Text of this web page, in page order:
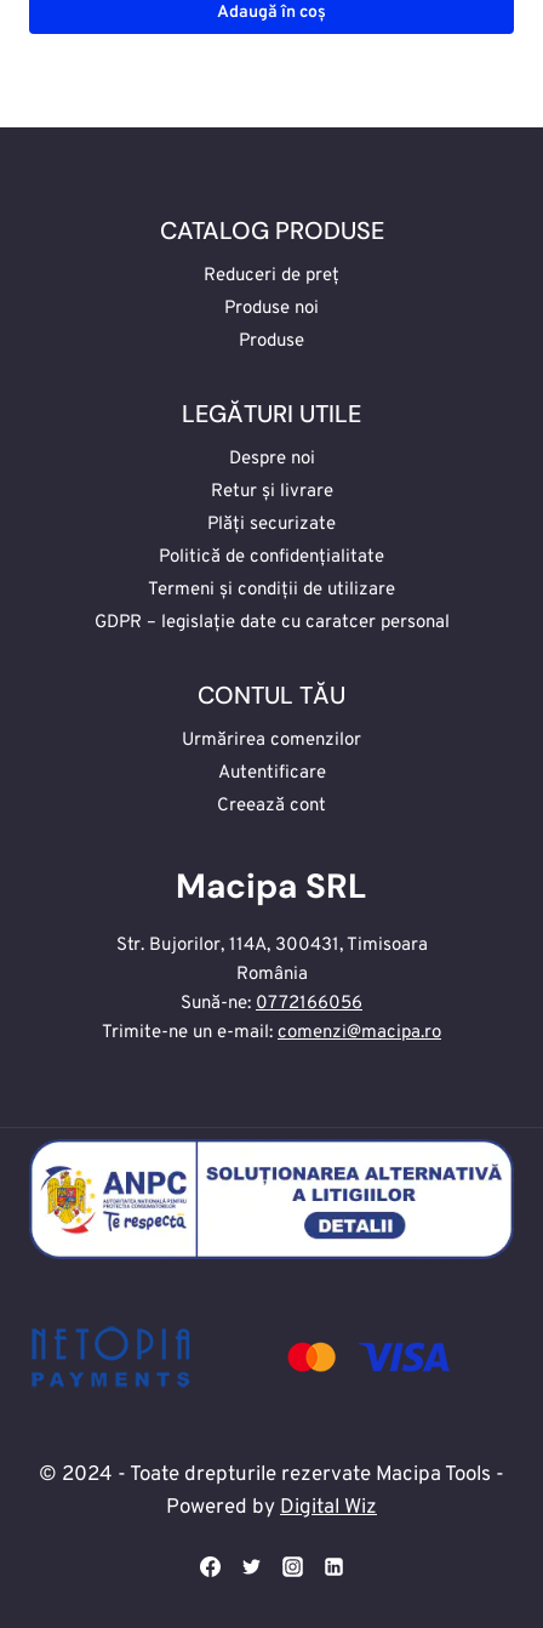
Adaugă în coș
CATALOG PRODUSE
Reduceri de preț
Produse noi
Produse
LEGĂTURI UTILE
Despre noi
Retur și livrare
Plăți securizate
Politică de confidențialitate
Termeni și condiții de utilizare
GDPR – legislație date cu caratcer personal
CONTUL TĂU
Urmărirea comenzilor
Autentificare
Creează cont
Macipa SRL
Str. Bujorilor, 114A, 300431, Timisoara
România
Sună-ne: 0772166056
Trimite-ne un e-mail: comenzi@macipa.ro
© 2024 - Toate drepturile rezervate Macipa Tools -
Powered byDigital Wiz